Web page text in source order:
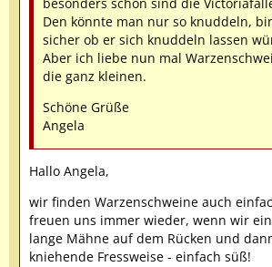
Den könnte man nur so knuddeln,
sicher ob er sich knuddeln lassen
Aber ich liebe nun mal
die ganz kleinen.
Schöne Grüße
Angela
Hallo Angela,
wir finden Warzenschweine auch
freuen uns immer wieder, wenn wir
lange Mähne auf dem Rücken und
kniehende Fressweise - einfach süß!